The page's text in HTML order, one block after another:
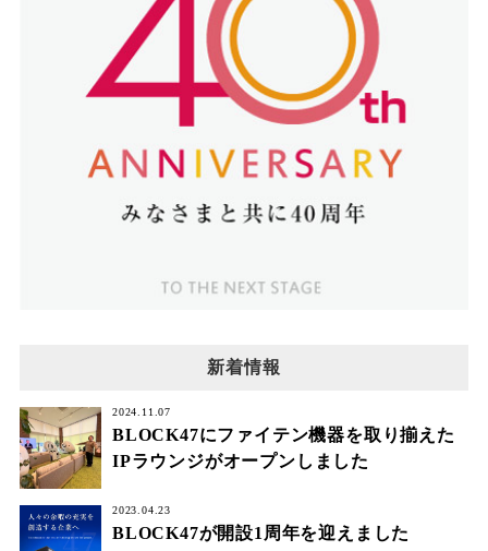
新着情報
2024.11.07
BLOCK47にファイテン機器を取り揃えた
IPラウンジがオープンしました
2023.04.23
BLOCK47が開設1周年を迎えました